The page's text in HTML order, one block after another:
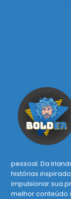
pessoal. Da
histórias
impulsionar sua
melhor conteúdo